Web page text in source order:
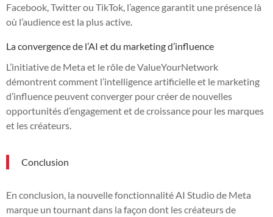
Facebook, Twitter ou TikTok, l’agence garantit une présence là
où l’audience est la plus active.
La convergence de l’AI et du marketing d’influence
L’initiative de Meta et le rôle de ValueYourNetwork
démontrent comment l’intelligence artificielle et le marketing
d’influence peuvent converger pour créer de nouvelles
opportunités d’engagement et de croissance pour les marques
et les créateurs.
Conclusion
En conclusion, la nouvelle fonctionnalité AI Studio de Meta
marque un tournant dans la façon dont les créateurs de